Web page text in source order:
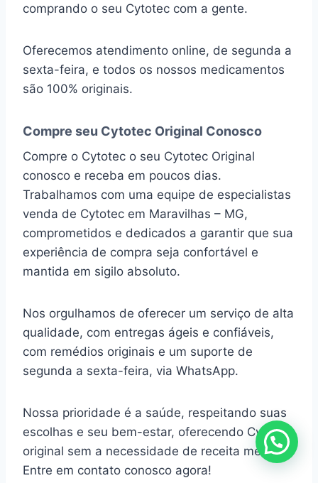
comprando o seu Cytotec com a gente.
Oferecemos atendimento online, de segunda a
sexta-feira, e todos os nossos medicamentos
são 100% originais.
Compre seu Cytotec Original Conosco
Compre o Cytotec o seu Cytotec Original
conosco e receba em poucos dias.
Trabalhamos com uma equipe de especialistas
venda de Cytotec em Maravilhas – MG,
comprometidos e dedicados a garantir que sua
experiência de compra seja confortável e
mantida em sigilo absoluto.
Nos orgulhamos de oferecer um serviço de alta
qualidade, com entregas ágeis e confiáveis,
com remédios originais e um suporte de
segunda a sexta-feira, via WhatsApp.
Nossa prioridade é a saúde, respeitando suas
escolhas e seu bem-estar, oferecendo Cytotec
original sem a necessidade de receita médica.
Entre em contato conosco agora!